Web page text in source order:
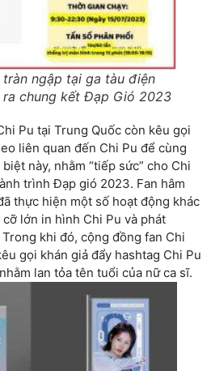
tràn ngập tại ga tàu điện
ra chung kết Đạp Gió 2023
Pu tại Trung Quốc còn kêu gọi
liên quan đến Chi Pu để cùng
này, nhằm “tiếp sức” cho Chi
trình Đạp gió 2023. Fan hâm
thực hiện một số hoạt động khác
lớn in hình Chi Pu và phát
khi đó, cộng đồng fan Chi
gọi khán giả đẩy hashtag Chi Pu
lan tỏa tên tuổi của nữ ca sĩ.